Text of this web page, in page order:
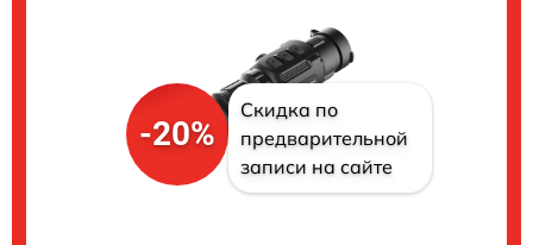
-20%
Скидка по
предварительной
записи на сайте